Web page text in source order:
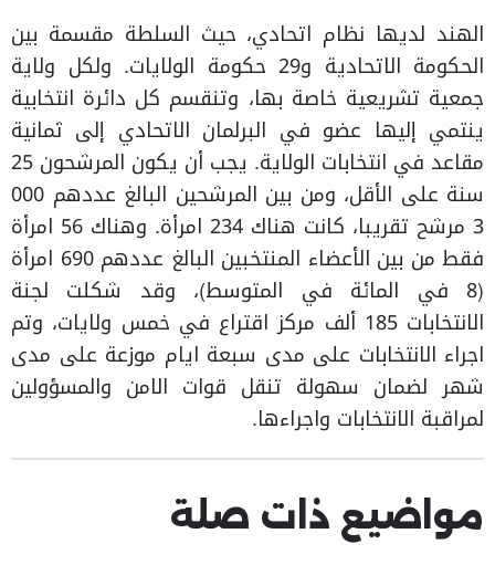
الهند لديها نظام اتحادي، حيث السلطة مقسمة بين
الحكومة الاتحادية و29 حكومة الولايات. ولكل ولاية
جمعية تشريعية خاصة بها، وتنقسم كل دائرة انتخابية
ينتمي إليها عضو في البرلمان الاتحادي إلى ثمانية
مقاعد في انتخابات الولاية. يجب أن يكون المرشحون 25
سنة على الأقل، ومن بين المرشحين البالغ عددهم 000
3 مرشح تقريبا، كانت هناك 234 امرأة. وهناك 56 امرأة
فقط من بين الأعضاء المنتخبين البالغ عددهم 690 امرأة
(8 في المائة في المتوسط)، وقد شكلت لجنة
الانتخابات 185 ألف مركز اقتراع في خمس ولايات، وتم
اجراء الانتخابات على مدى سبعة ايام موزعة على مدى
شهر لضمان سهولة تنقل قوات الامن والمسؤولين
لمراقبة الانتخابات واجراءها.
مواضيع ذات صلة